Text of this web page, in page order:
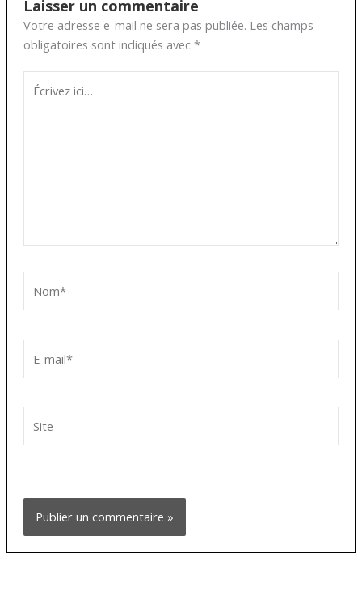
Laisser un commentaire
Votre adresse e-mail ne sera pas publiée. Les champs
obligatoires sont indiqués avec *
Écrivez
ici…
mail*